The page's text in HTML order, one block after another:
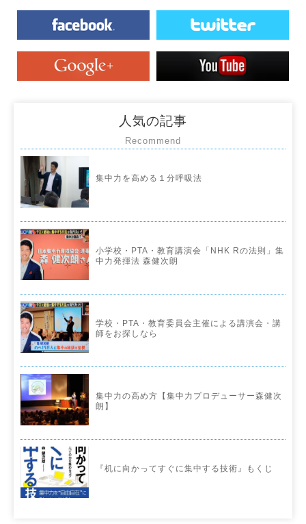
人気の記事
Recommend
集中力を高める１分呼吸法
小学校・PTA・教育講演会「NHK Rの法則」集
中力発揮法 森健次朗
学校・PTA・教育委員会主催による講演会・講
師をお探しなら
集中力の高め方【集中力プロデューサー森健次
朗】
『机に向かってすぐに集中する技術』もくじ